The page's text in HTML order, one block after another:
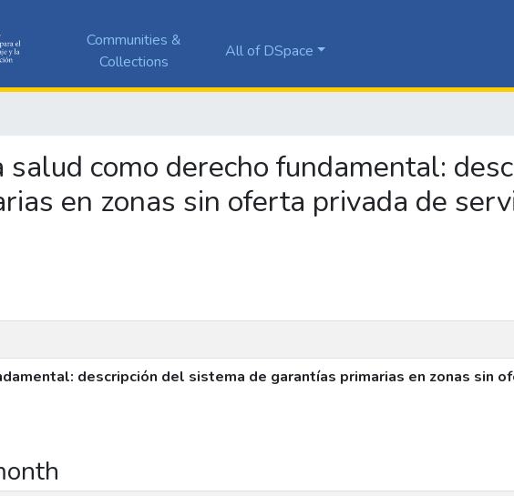
Communities &
Collections
All of DSpace
como derecho fundamental:
en zonas sin oferta privada de
descripción del sistema de garantías primarias en zonas sin